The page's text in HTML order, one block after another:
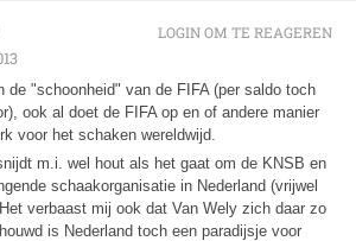
de "schoonheid" van de FIFA (per saldo toch
ook al doet de FIFA op en of andere manier
voor het schaken wereldwijd.
m.i. wel hout als het gaat om de KNSB en
schaakorganisatie in Nederland (vrijwel
verbaast mij ook dat Van Wely zich daar zo
is Nederland toch een paradijsje voor
LOGIN OM TE REAGEREN